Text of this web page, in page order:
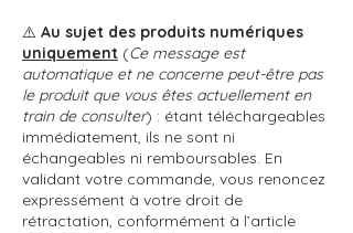
⚠️ Au sujet des produits numériques
uniquement (Ce message est
automatique et ne concerne peut-être pas
le produit que vous êtes actuellement en
train de consulter) : étant téléchargeables
immédiatement, ils ne sont ni
échangeables ni remboursables. En
validant votre commande, vous renoncez
expressément à votre droit de
rétractation, conformément à l’article